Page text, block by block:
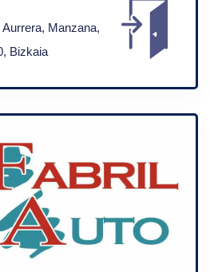
Manzana,
Bizkaia